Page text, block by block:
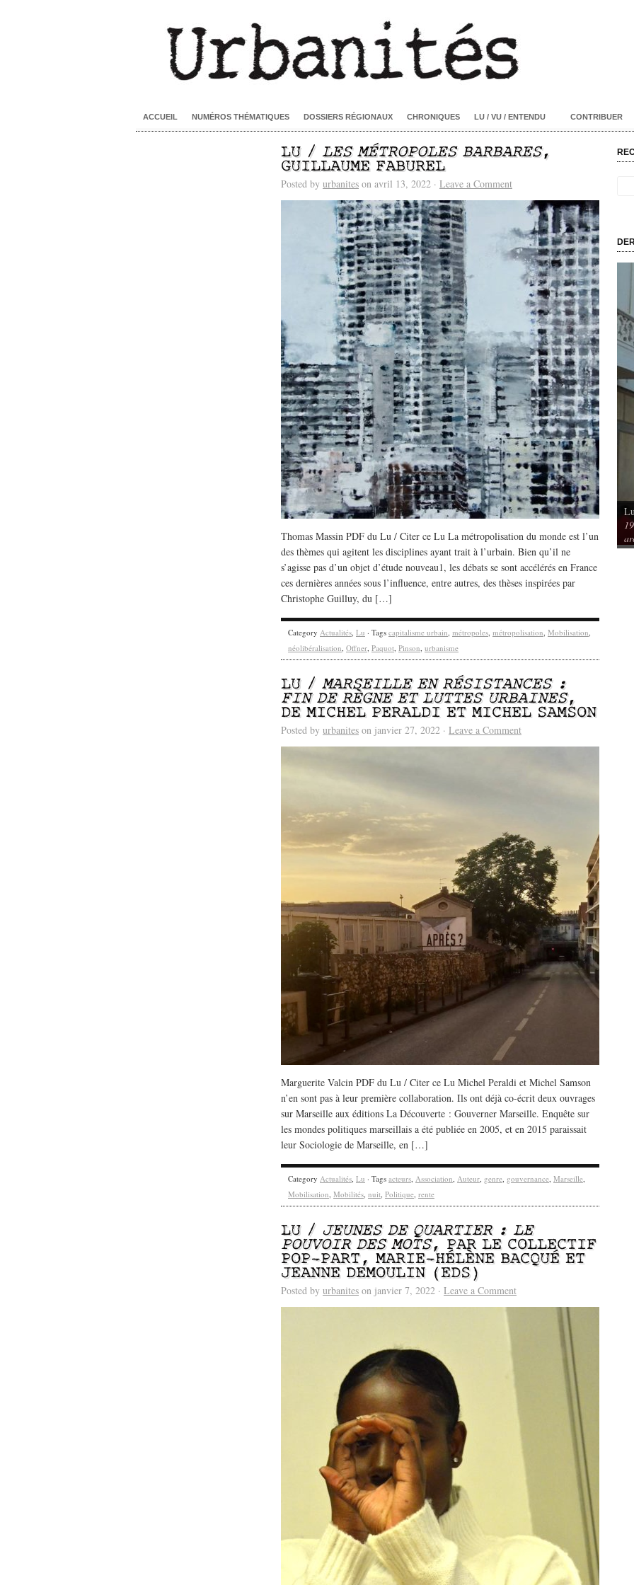
ACCUEIL NUMÉROS THÉMATIQUES DOSSIERS RÉGIONAUX CHRONIQUES LU / VU / ENTENDU CONTRIBUER
LU / LES MÉTROPOLES BARBARES,
GUILLAUME FABUREL
Posted by urbanites on avril 13, 2022 · Leave a Comment
Thomas Massin PDF du Lu / Citer ce Lu La métropolisation du monde est l’un
des thèmes qui agitent les disciplines ayant trait à l’urbain. Bien qu’il ne
s’agisse pas d’un objet d’étude nouveau1, les débats se sont accélérés en France
ces dernières années sous l’influence, entre autres, des thèses inspirées par
Christophe Guilluy, du […]
Category Actualités, Lu · Tags capitalisme urbain, métropoles, métropolisation, Mobilisation,
néolibéralisation, Offner, Paquot, Pinson, urbanisme
LU / MARSEILLE EN RÉSISTANCES :
FIN DE RÈGNE ET LUTTES URBAINES,
DE MICHEL PERALDI ET MICHEL SAMSON
Posted by urbanites on janvier 27, 2022 · Leave a Comment
Marguerite Valcin PDF du Lu / Citer ce Lu Michel Peraldi et Michel Samson
n’en sont pas à leur première collaboration. Ils ont déjà co-écrit deux ouvrages
sur Marseille aux éditions La Découverte : Gouverner Marseille. Enquête sur
les mondes politiques marseillais a été publiée en 2005, et en 2015 paraissait
leur Sociologie de Marseille, en […]
Category Actualités, Lu · Tags acteurs, Association, Auteur, genre, gouvernance, Marseille,
Mobilisation, Mobilités, nuit, Politique, rente
LU / JEUNES DE QUARTIER : LE
POUVOIR DES MOTS, PAR LE COLLECTIF
POP-PART, MARIE-HÉLÈNE BACQUÉ ET
JEANNE DEMOULIN (EDS)
Posted by urbanites on janvier 7, 2022 · Leave a Comment
énergie des data centers
Vu / Les pavillons Prouvé de Tourcoing,
années 1950